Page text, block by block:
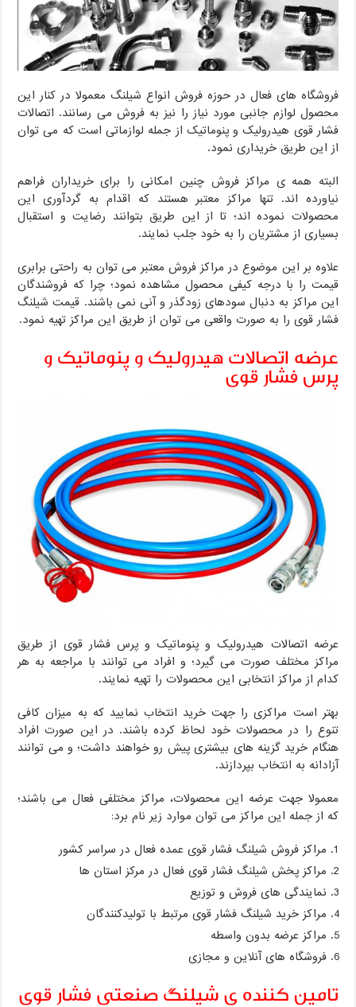
فروشگاه های فعال در حوزه فروش انواع شیلنگ معمولا در کنار این
محصول لوازم جانبی مورد نیاز را نیز به فروش می رسانند. اتصالات
فشار قوی هیدرولیک و پنوماتیک از جمله لوازماتی است که می توان
از این طریق خریداری نمود.
البته همه ی مراکز فروش چنین امکانی را برای خریداران فراهم
نیاورده اند. تنها مراکز معتبر هستند که اقدام‌ به گردآوری این
محصولات نموده اند؛ تا از این طریق بتوانند رضایت و استقبال
بسیاری از مشتریان را به خود جلب نمایند.
علاوه بر این موضوع در مراکز فروش معتبر می توان به راحتی برابری
قیمت را با درجه کیفی محصول مشاهده نمود؛ چرا که فروشندگان
این مراکز به دنبال سودهای زودگذر و آنی نمی باشند. قیمت شیلنگ
فشار قوی را به صورت واقعی می توان از طریق این مراکز تهیه نمود.
عرضه اتصالات هیدرولیک و پنوماتیک و
پرس فشار قوی
عرضه اتصالات هیدرولیک و پنوماتیک و پرس فشار قوی از طریق
مراکز مختلف صورت می گیرد؛ و افراد می توانند با مراجعه به هر
کدام از مراکز انتخابی این محصولات را تهیه نمایند.
بهتر است مراکزی را جهت خرید انتخاب نمایید که به میزان کافی
تنوع را در محصولات خود لحاظ کرده باشند. در این صورت افراد
هنگام خرید گزینه های بیشتری پیش رو خواهند داشت؛ و می توانند
آزادانه به انتخاب بپردازند.
معمولا جهت عرضه این ‌محصولات،‌ مراکز مختلفی فعال می باشند؛
که از جمله این مراکز می توان موارد زیر نام برد:
مراکز فروش شیلنگ فشار قوی عمده فعال در سراسر کشور
مراکز پخش شیلنگ فشار قوی فعال در مرکز استان ها
نمایندگی های فروش و توزیع
مراکز خرید شیلنگ فشار قوی مرتبط با‌ تولیدکنندگان
مراکز عرضه بدون واسطه
فروشگاه های آنلاین و مجازی
تامین کننده ‌ی شیلنگ صنعتی فشار قوی